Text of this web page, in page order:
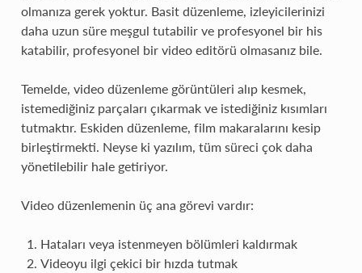
olmanıza gerek yoktur. Basit düzenleme, izleyicilerinizi
daha uzun süre meşgul tutabilir ve profesyonel bir his
katabilir, profesyonel bir video editörü olmasanız bile.
Temelde, video düzenleme görüntüleri alıp kesmek,
istemediğiniz parçaları çıkarmak ve istediğiniz kısımları
tutmaktır. Eskiden düzenleme, film makaralarını kesip
birleştirmekti. Neyse ki yazılım, tüm süreci çok daha
yönetilebilir hale getiriyor.
Video düzenlemenin üç ana görevi vardır:
Hataları veya istenmeyen bölümleri kaldırmak
Videoyu ilgi çekici bir hızda tutmak